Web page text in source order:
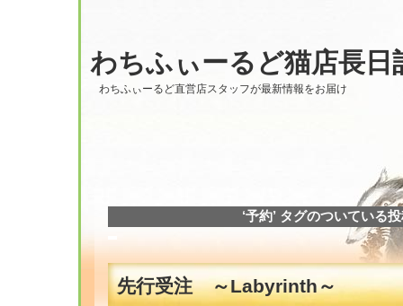
わちふぃーるど猫店長日
わちふぃーるど直営店スタッフが最新情報をお届け
‘予約’ タグのついている
先行受注 ～Labyrinth～